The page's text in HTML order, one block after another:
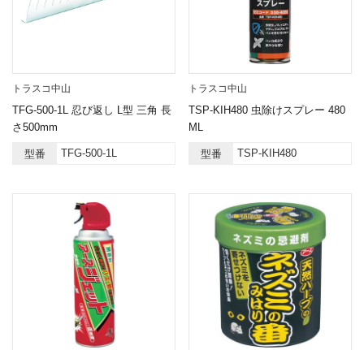
トラスコ中山
TFG-500-1L 忍び返し L型 三角 長
さ500mm
型番 TFG-500-1L
トラスコ中山
TSP-KIH480 虫除けスプレー 480
ML
型番 TSP-KIH480